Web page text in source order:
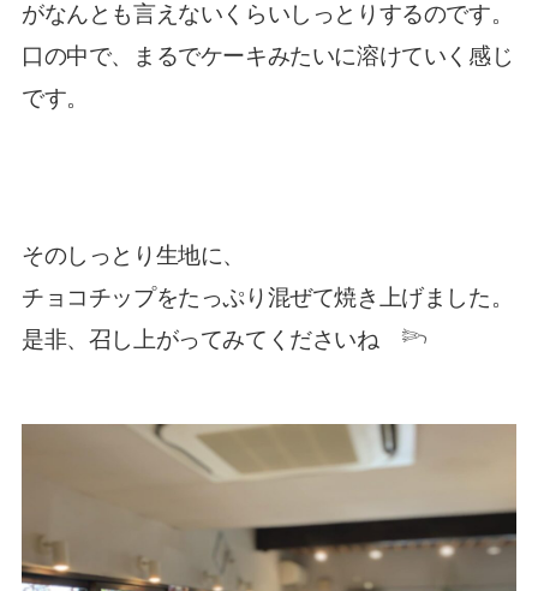
がなんとも言えないくらいしっとりするのです。
口の中で、まるでケーキみたいに溶けていく感じ
です。
そのしっとり生地に、
チョコチップをたっぷり混ぜて焼き上げました。
是非、召し上がってみてくださいね𓆸